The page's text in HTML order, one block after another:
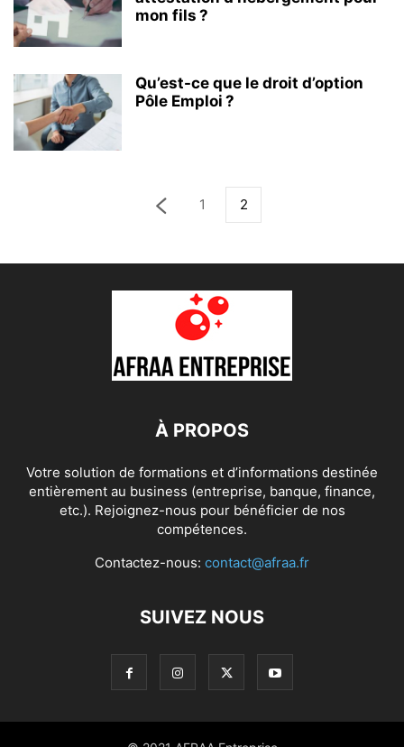
mon fils ?
Qu’est-ce que le droit d’option
Pôle Emploi ?
1 2
À PROPOS
Votre solution de formations et d’informations destinée
entièrement au business (entreprise, banque, finance,
etc.). Rejoignez-nous pour bénéficier de nos
compétences.
Contactez-nous: contact@afraa.fr
SUIVEZ NOUS